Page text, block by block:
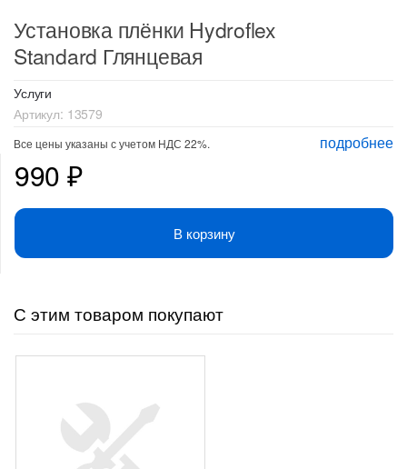
Установка плёнки Hydroflex
Standard Глянцевая
Услуги
Артикул: 13579
подробнее
Все цены указаны с учетом НДС 22%.
990 ₽
В корзину
С этим товаром покупают